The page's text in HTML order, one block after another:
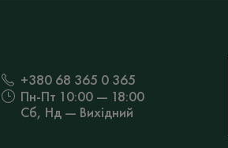
+380 68 365 0 365
Пн-Пт 10:00 — 18:00
Сб, Нд — Вихідний